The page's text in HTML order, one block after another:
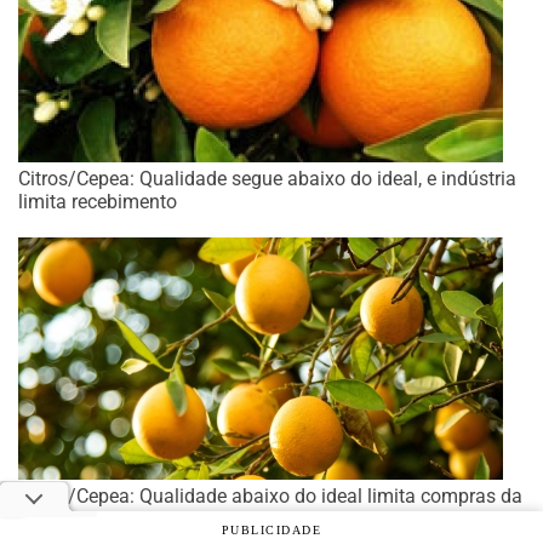
Citros/Cepea: Qualidade segue abaixo do ideal, e indústria
limita recebimento
Citros/Cepea: Qualidade abaixo do ideal limita compras da
indústria
PUBLICIDADE